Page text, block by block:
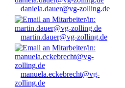
daniela.dauer@vg-zolling.de
martin.dauer@vg-zolling.de
manuela.eckebrecht@vg-
zolling.de